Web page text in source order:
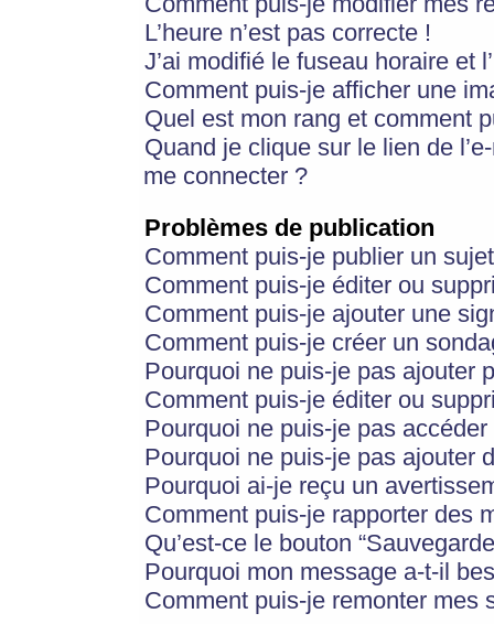
L’heure n’est pas correcte !
J’ai modifié le fuseau horaire et
Comment puis-je afficher une
Quel est mon rang et comment
Quand je clique sur le lien de
me connecter ?
Problèmes de publication
Comment puis-je publier un
Comment puis-je éditer ou
Comment puis-je ajouter une
Comment puis-je créer un
Pourquoi ne puis-je pas ajouter
Comment puis-je éditer ou
Pourquoi ne puis-je pas
Pourquoi ne puis-je pas ajouter
Pourquoi ai-je reçu un
Comment puis-je rapporter des
Qu’est-ce le bouton
Pourquoi mon message a-t-il
Comment puis-je remonter mes